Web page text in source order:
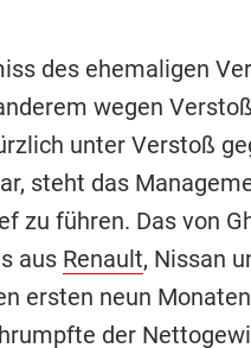
des ehemaligen
wegen
unter Verstoß
steht das
zu führen. Das von
aus Renault, Nissan
ersten neun
der